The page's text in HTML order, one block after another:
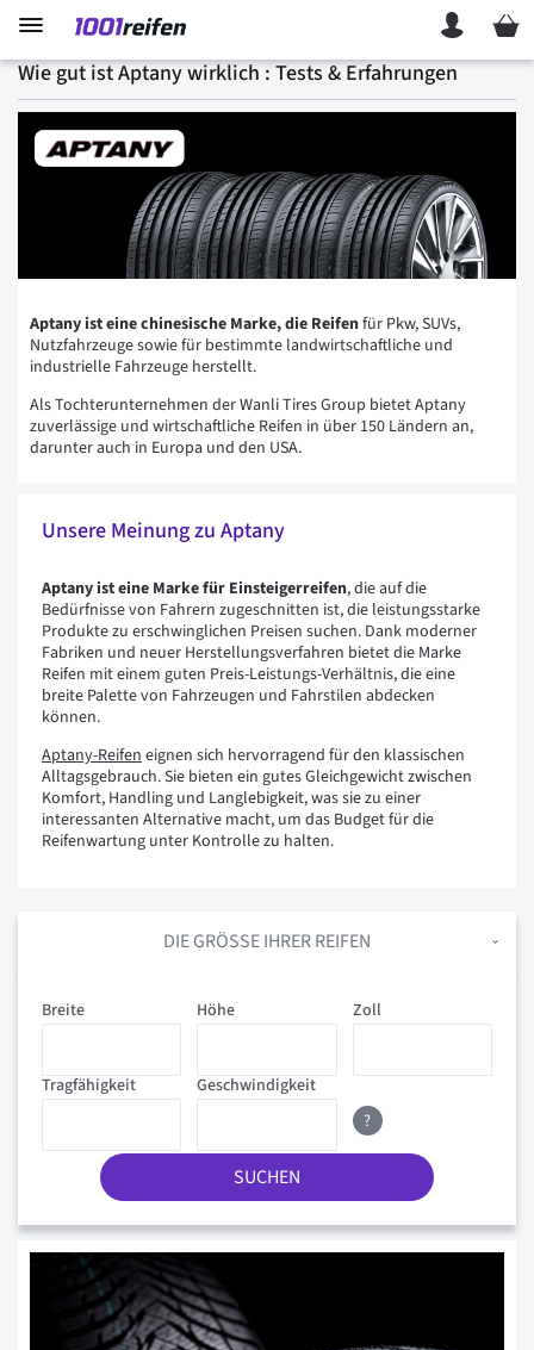
Mein
Wie gut ist Aptany wirklich : Tests & Erfahrungen
Aptany ist eine chinesische Marke, die Reifenfür Pkw, SUVs,
Nutzfahrzeuge sowie für bestimmte landwirtschaftliche und
industrielle Fahrzeuge herstellt.
Als Tochterunternehmen der Wanli Tires Group bietet Aptany
zuverlässige und wirtschaftliche Reifen in über 150 Ländern an,
darunter auch in Europa und den USA.
Unsere Meinung zu Aptany
Aptany ist eine Marke für Einsteigerreifen, die auf die
Bedürfnisse von Fahrern zugeschnitten ist, die leistungsstarke
Produkte zu erschwinglichen Preisen suchen. Dank moderner
Fabriken und neuer Herstellungsverfahren bietet die Marke
Reifen mit einem guten Preis-Leistungs-Verhältnis, die eine
breite Palette von Fahrzeugen und Fahrstilen abdecken
können.
Aptany-Reifen eignen sich hervorragend für den klassischen
Alltagsgebrauch. Sie bieten ein gutes Gleichgewicht zwischen
Komfort, Handling und Langlebigkeit, was sie zu einer
interessanten Alternative macht, um das Budget für die
Reifenwartung unter Kontrolle zu halten.
DIE GRÖSSE IHRER REIFEN
Zoll
Höhe
Tragfähigkeit Geschwindigkeit
Breite
?
SUCHEN